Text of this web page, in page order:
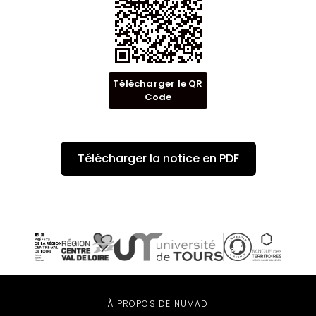
Télécharger le QR
Code
Télécharger la notice en PDF
À PROPOS DE NUMAD